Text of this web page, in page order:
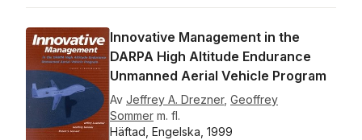
Innovative Management in the
DARPA High Altitude Endurance
Unmanned Aerial Vehicle Program
Av Jeffrey A. Drezner, Geoffrey
Sommer m. fl.
Häftad, Engelska, 1999